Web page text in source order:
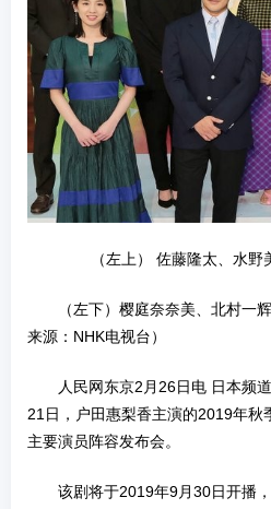
（左上） 佐藤隆太、水
（左下）樱庭奈奈美、北村一
来源：NHK电视台）
人民网东京2月26日电 日本频
21日，户田惠梨香主演的2019年秋
主要演员阵容发布会。
该剧将于2019年9月30日开播